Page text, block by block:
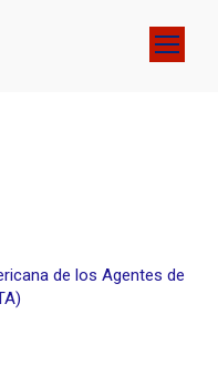
de los Agentes de